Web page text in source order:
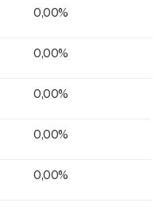
0,00%
0,00%
0,00%
0,00%
0,00%